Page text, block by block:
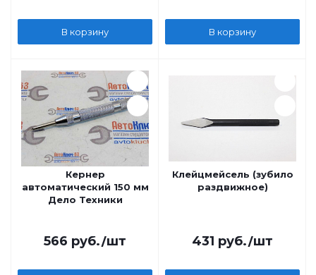
В корзину В корзину
Кернер
автоматический 150 мм
Дело Техники
566 руб./шт
Клейцмейсель (зубило
раздвижное)
431 руб./шт